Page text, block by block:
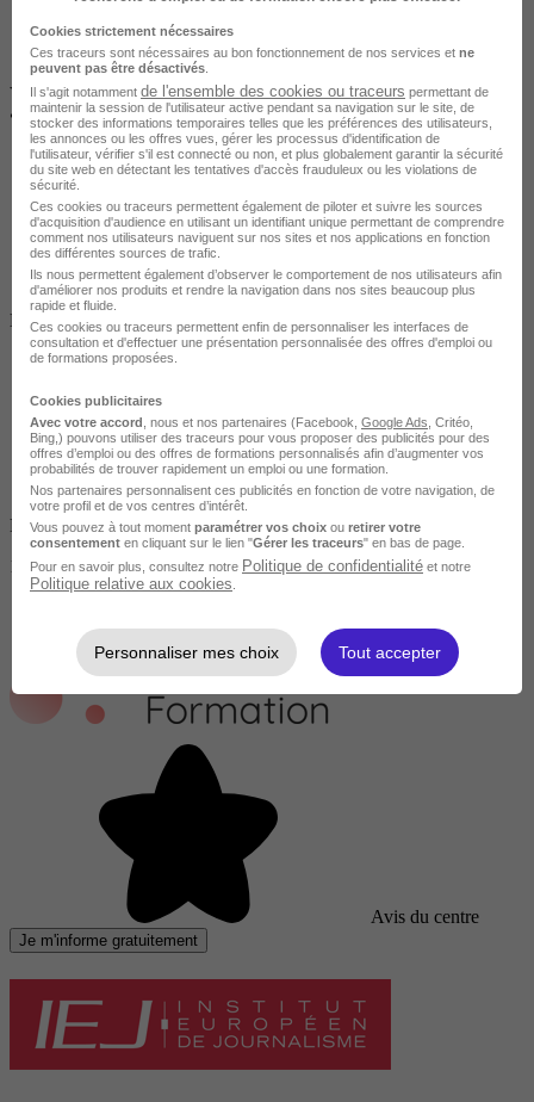
VILLENEUVE-D'ASCQ
•
À distance / En centre / En entreprise
Salarié en poste /
Entreprise
Finançable CPF
1649 €
Avis du centre
Je m'informe gratuitement
Cookies strictement nécessaires
Ces traceurs sont nécessaires au bon fonctionnement de nos services et ne
peuvent pas être désactivés
Il s'agit notamment de l'ensemble des cookies ou traceurs permettant de
maintenir la session de l'utilisateur active pendant sa navigation sur le site, de
stocker des informations temporaires telles que les préférences des utilisateurs,
les annonces ou les offres vues, gérer les processus d'identification de
l'utilisateur, vérifier s'il est connecté ou non, et plus globalement garantir la sécurité
du site web en détectant les tentatives d'accès frauduleux ou les violations de
sécurité.
Ces cookies ou traceurs permettent également de piloter et suivre les sources
d'acquisition d'audience en utilisant un identifiant unique permettant de comprendre
comment nos utilisateurs naviguent sur nos sites et nos applications en fonction
des différentes sources de trafic.
Ils nous permettent également d’observer le comportement de nos utilisateurs afin
d'améliorer nos produits et rendre la navigation dans nos sites beaucoup plus
rapide et fluide.
Ces cookies ou traceurs permettent enfin de personnaliser les interfaces de
consultation et d'effectuer une présentation personnalisée des offres d'emploi ou
de formations proposées.
Cookies publicitaires
Avec votre accord , nous et nos partenaires (Facebook, Google Ads , Critéo,
Bing,) pouvons utiliser des traceurs pour vous proposer des publicités pour des
offres d’emploi ou des offres de formations personnalisés afin d’augmenter vos
probabilités de trouver rapidement un emploi ou une formation.
Nos partenaires personnalisent ces publicités en fonction de votre navigation, de
votre profil et de vos centres d’intérêt.
Vous pouvez à tout moment paramétrer vos choix ou retirer votre
consentement en cliquant sur le lien "Gérer les traceurs" en bas de page.
Pour en savoir plus, consultez notre Politique de confidentialité et notre
Politique relative aux cookies
Personnaliser mes choix Tout accepter